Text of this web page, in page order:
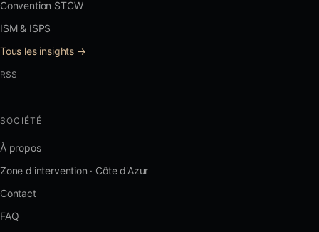
Convention STCW
ISM & ISPS
Tous les insights →
RSS
SOCIÉTÉ
À propos
Zone d'intervention · Côte d'Azur
Contact
FAQ